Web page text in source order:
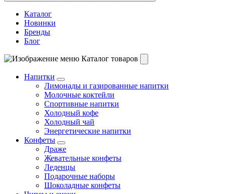
Каталог
Новинки
Бренды
Блог
Каталог товаров
Напитки
Лимонады и газированные напитки
Молочные коктейли
Спортивные напитки
Холодный кофе
Холодный чай
Энергетические напитки
Конфеты
Драже
Жевательные конфеты
Леденцы
Подарочные наборы
Шоколадные конфеты